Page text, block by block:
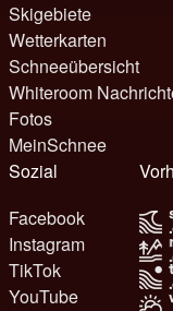
Skigebiete
Wetterkarten
Schneeübersicht
Whiteroom
Fotos
MeinSchnee
Sozial
Facebook
Instagram
TikTok
YouTube